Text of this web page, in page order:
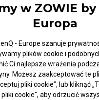
w ZOWIE by
Europa
- Europe szanuje
plików cookie i
Ci najlepsze wrażenia
Możesz zaakceptować te
pliki cookie”, lub kliknąć
cookie”, aby odrzucić
EC3-CW